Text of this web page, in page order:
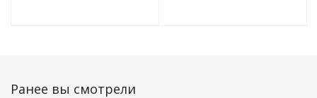
Ранее вы смотрели